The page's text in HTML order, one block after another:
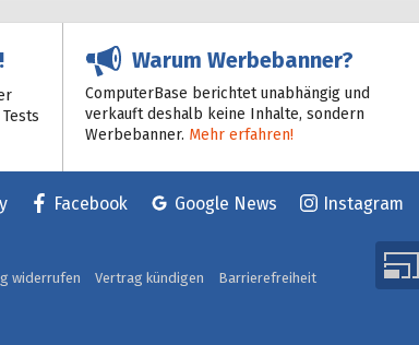
Warum Werbebanner?
ComputerBase berichtet unabhängig und
verkauft deshalb keine Inhalte, sondern
Werbebanner. Mehr erfahren!
Facebook Google News Instagram
widerrufen Vertrag kündigen Barrierefreiheit